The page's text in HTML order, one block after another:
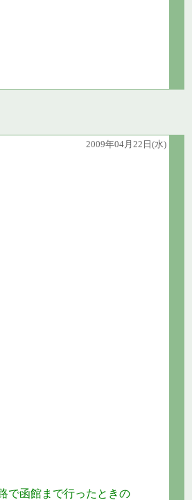
2009年04月22日(水)
で函館まで行ったときの